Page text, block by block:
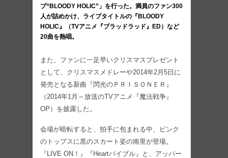
ブ“BLOODY HOLIC”」を行った。満員のファン300
人が詰めかけ、ライブタイトルの『BLOODY
HOLIC』（TVアニメ『ブラッドラッド』ED）など
20曲を熱唱。
また、ファンに一足早いクリスマスプレゼント
として、クリスマスメドレーや2014年2月5日に
発売となる新曲『閃光のＰＲＩＳＯＮＥＲ』
（2014年1月～放送のTVアニメ『魔法戦争』
OP）を披露した。
会場が暗転すると、拍手に包まれる中、ピンク
のトップスに黒のスカート姿の南里が登場。
『LIVE ON！』『Heartバイブル』と、アッパー